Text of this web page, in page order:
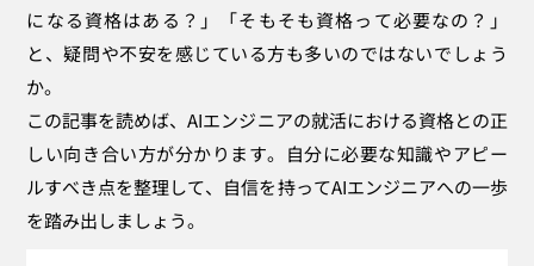
になる資格はある？」「そもそも資格って必要なの？」
と、疑問や不安を感じている方も多いのではないでしょう
か。
この記事を読めば、AIエンジニアの就活における資格との正
しい向き合い方が分かります。自分に必要な知識やアピー
ルすべき点を整理して、自信を持ってAIエンジニアへの一歩
を踏み出しましょう。